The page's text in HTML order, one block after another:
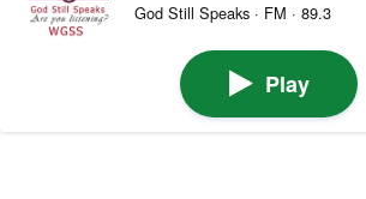
God Still Speaks · FM · 89.3
Play